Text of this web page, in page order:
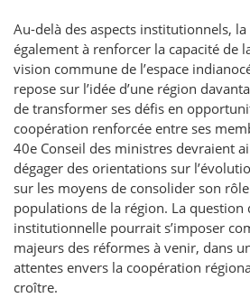
Au-delà des aspects institutionnels,
également à renforcer la capacité de
vision commune de l’espace
repose sur l’idée d’une région
de transformer ses défis en
coopération renforcée entre ses
40e Conseil des ministres devraient
dégager des orientations sur
sur les moyens de consolider son
populations de la région. La question
institutionnelle pourrait s’imposer
majeurs des réformes à venir, dans
attentes envers la coopération
croître.